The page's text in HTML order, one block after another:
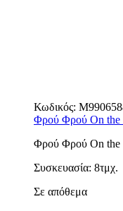
Κωδικός:
Φρού Φρού On the
Φρού Φρού On the
Συσκευασία: 8τμχ.
Σε απόθεμα